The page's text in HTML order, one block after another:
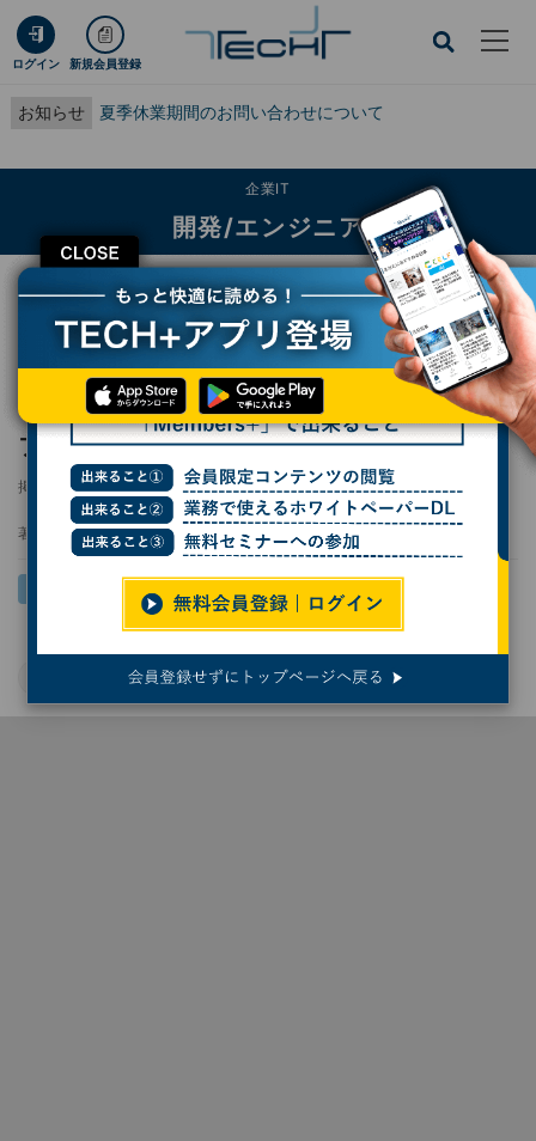
ログイン 新規会員登録
お知らせ 夏季休業期間のお問い合わせについて
CLOSE
企業IT
開発/エンジニア
TECH+ 企業IT
開発/エンジニア
サイオステクノロジー、DevSecOpsプラットフォーム「JFrog Platform」の
サイオステクノロジー、DevSecOpsプラット
フォーム「JFrog Platform」の販売開始
掲載日 2025/06/11 16:25
著者： 長岡弥太郎
開発ツール